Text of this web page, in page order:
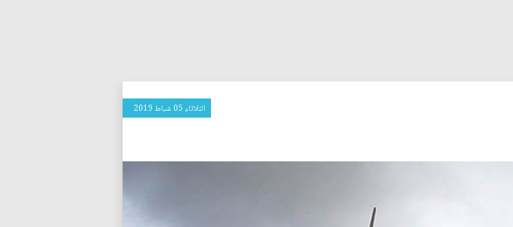
الثلاثاء 05 شباط 2019